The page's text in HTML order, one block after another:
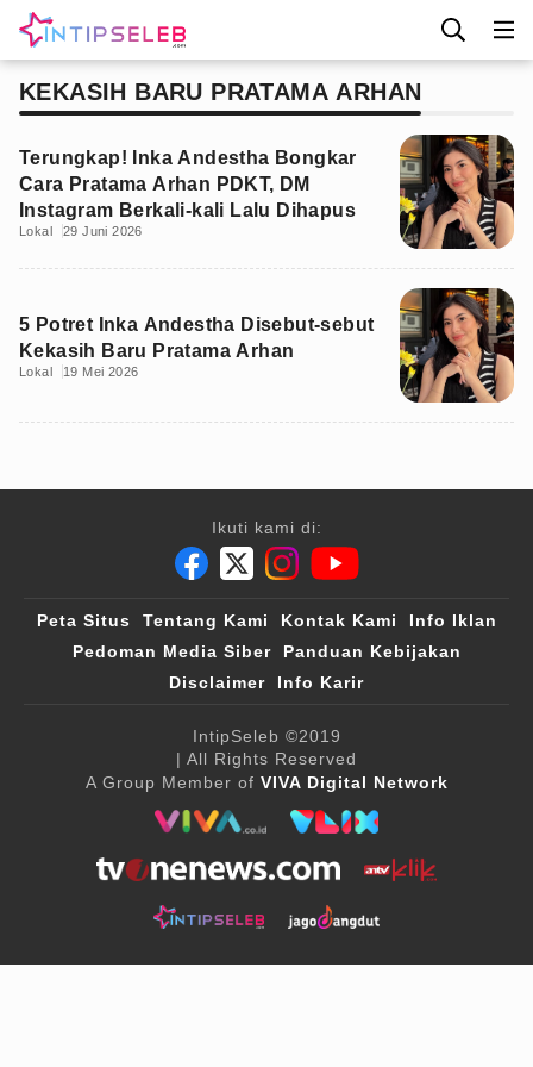
KEKASIH BARU PRATAMA ARHAN
Terungkap! Inka Andestha Bongkar
Cara Pratama Arhan PDKT, DM
Instagram Berkali-kali Lalu Dihapus
Lokal 29 Juni 2026
5 Potret Inka Andestha Disebut-sebut
Kekasih Baru Pratama Arhan
Lokal 19 Mei 2026
Ikuti kami di:
Peta Situs Tentang Kami Kontak Kami
Info Iklan
Pedoman Media Siber
Panduan Kebijakan
Disclaimer
Info Karir
IntipSeleb ©2019
| All Rights Reserved
A Group Member of VIVA Digital Network